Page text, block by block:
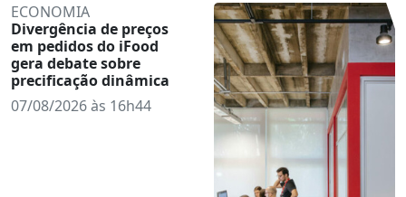
ECONOMIA
Divergência de preços
em pedidos do iFood
gera debate sobre
precificação dinâmica
07/08/2026 às 16h44